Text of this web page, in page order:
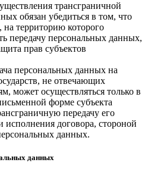
трансграничной
обязан убедиться в том, что
территорию которого
передачу персональных данных,
прав субъектов
персональных данных на
не отвечающих
может осуществляться только в
форме субъекта
передачу его
договора, стороной
данных.
данных